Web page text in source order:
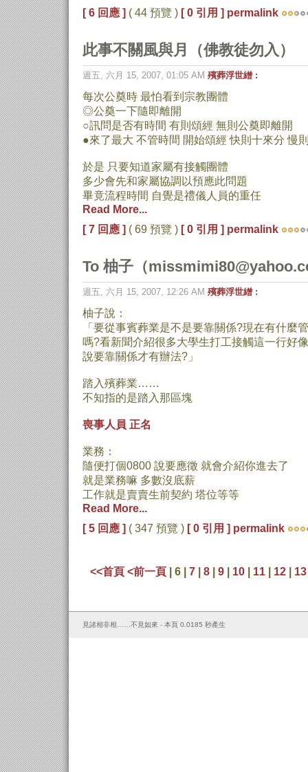
[ 6 回應 ] ( 44 預覽 ) [ 0 引用 ] permalink
此事不關風與月（佛教徒勿入）
週五, 六月 15, 2007, 01:05 AM 殯葬浮世繒 :
每次公奠時 最怕看到宗教團體
◎公奠一下隨即離開
○訊問是否有時間 有則頌經 無則公奠即離開
●來了最大 不管時間 開始頌經 快則十來分 慢
於是 只要知道家屬有接觸團體
多少會先和家屬協調以預應此問題
畢竟流程時間 自覺是禮儀人員的重任
Read More...
[ 7 回應 ] ( 69 預覽 ) [ 0 引用 ] permalink
To 柚子（
週五, 六月 15, 2007, 12:26 AM 殯葬浮世繒 :
柚子說：
「要從事賓葬業是不是要靠關係?現在有什麼
嗎?看新聞介紹很多大學生打工接觸這一行好
說要靠關係才有辦法?」
踏入殯葬業……
不知指的是踏入那區塊
喪事人員 正名
業務：
隨便打個0800 說要應徵 就會介紹你進去了
就是業務嘛 多數沒底薪
工作就是賣賣生前契約 塔位等等
Read More...
[ 5 回應 ] ( 347 預覽 ) [ 0 引用 ] permalink
<<首頁 <前一頁 | 6 | 7 8 9 10 11 12 13
見諸相非相……不見如來 - 本頁 0.0185 秒產生